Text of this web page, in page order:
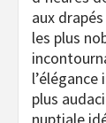
aux
les plus
plus
nuptiale